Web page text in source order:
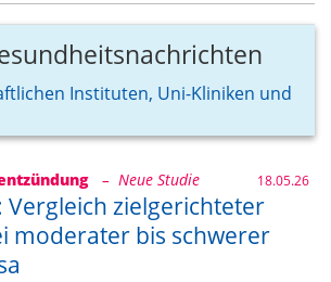
Instituten, Uni-Kliniken und
– Neue Studie 18.05.26
Vergleich zielgerichteter
moderater bis schwerer